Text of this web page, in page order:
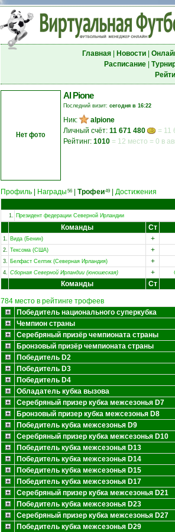
Главная| Новости|
Расписание|
Нет фото
Al Pione
Последний визит: сегодня в 16:22
Ник:
alpione
Личный счёт: 11 671 480
= 11
Рейтинг: 1010 = 12 место = 0 в
Профиль Награды 56 Трофеи49 Достижения
1. Президент федерации Северной Ирландии
Команды Ст
1. Вида (Бенин) +
2. Тексома (США) +
3. Белфаст Селтик (Северная Ирландия) +
4. Сборная Северной Ирландии (юношеская) +
Команды Ст
784 место в рейтинге трофеев
Победитель национального суперкубка
Чемпион страны
Серебряный призёр чемпионата страны
Бронзовый призёр чемпионата страны
Победитель D2
Победитель D3
Победитель D4
Обладатель кубка вызова
Серебряный призер кубка межсезонья D7
Бронзовый призер кубка межсезонья D8
Победитель кубка межсезонья D9
Серебряный призер кубка межсезонья D10
Победитель кубка межсезонья D13
Победитель кубка межсезонья D14
Победитель кубка межсезонья D15
Победитель кубка межсезонья D17
Серебряный призер кубка межсезонья D21
Победитель кубка межсезонья D23
Серебряный призер кубка межсезонья D27
Победитель кубка межсезонья D29